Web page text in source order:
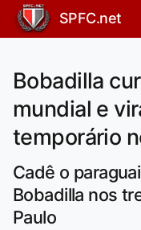
SPFC.net
Bobadilla
mundial e
temporário
Cadê o
Bobadilla nos
Paulo